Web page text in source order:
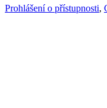
Prohlášení o přístupnosti,